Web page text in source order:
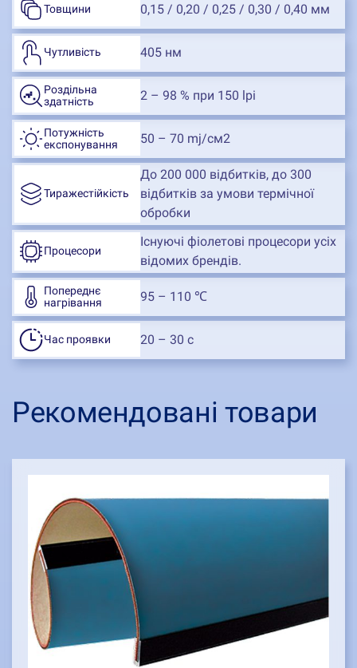
Товщини 0,15 / 0,20 / 0,25 / 0,30 / 0,40 мм
Чутливість 405 нм
Роздільна
здатність
2 – 98 % при 150 lpi
Потужність
експонування
50 – 70 mj/см2
Тиражестійкість
До 200 000 відбитків, до 300
відбитків за умови термічної
обробки
Процесори
Існуючі фіолетові процесори усіх
відомих брендів.
Попереднє
нагрівання
95 – 110 ℃
Час проявки 20 – 30 с
Рекомендовані товари